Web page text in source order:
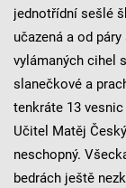
jednotřídní sešlé
učazená a od
vylámaných cihel
slanečkové a
tenkráte 13
Učitel Matěj
neschopný.
bedrách ještě